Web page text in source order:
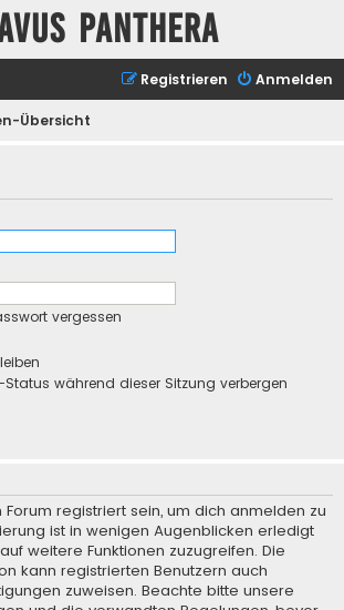
Panthera
Anmelden
Registrieren
Übersicht
vergessen
Status während dieser Sitzung verbergen
Forum registriert sein, um dich anmelden zu
ist in wenigen Augenblicken erledigt
weitere Funktionen zuzugreifen. Die
kann registrierten Benutzern auch
zuweisen. Beachte bitte unsere